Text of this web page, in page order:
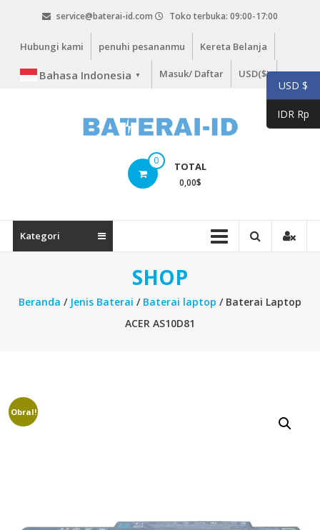
service@baterai-id.com Toko terbuka: 09:00-17:00
Hubungi kami penuhi pesananmu Kereta Belanja
Bahasa Indonesia ▼ Masuk/ Daftar USD($)
id.com
0 TOTAL
0,00$
Kategori
SHOP
Beranda / Jenis Baterai / Baterai laptop / Baterai Laptop
ACER AS10D81
Obral!
USD $
IDR Rp